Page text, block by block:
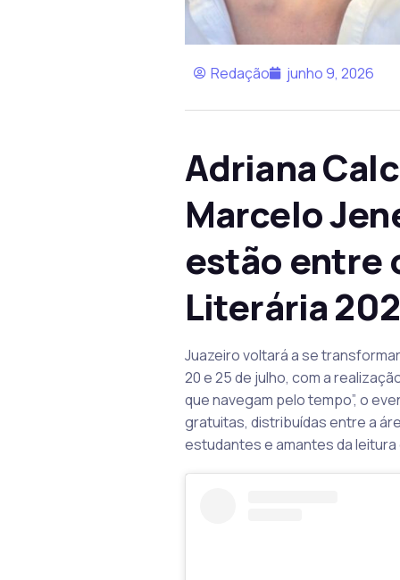
Redação junho 9, 2026
Adriana
Marcelo
estão entre
Literária
Juazeiro voltará a se
20 e 25 de julho, com a
que navegam pelo tempo”, o
gratuitas, distribuídas entre a
estudantes e amantes da